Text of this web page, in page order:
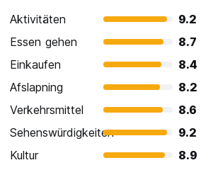
Aktivitäten
9.2
Essen gehen
8.7
Einkaufen
8.4
Afslapning
8.2
Verkehrsmittel
8.6
Sehenswürdigkeiten
9.2
Kultur
8.9